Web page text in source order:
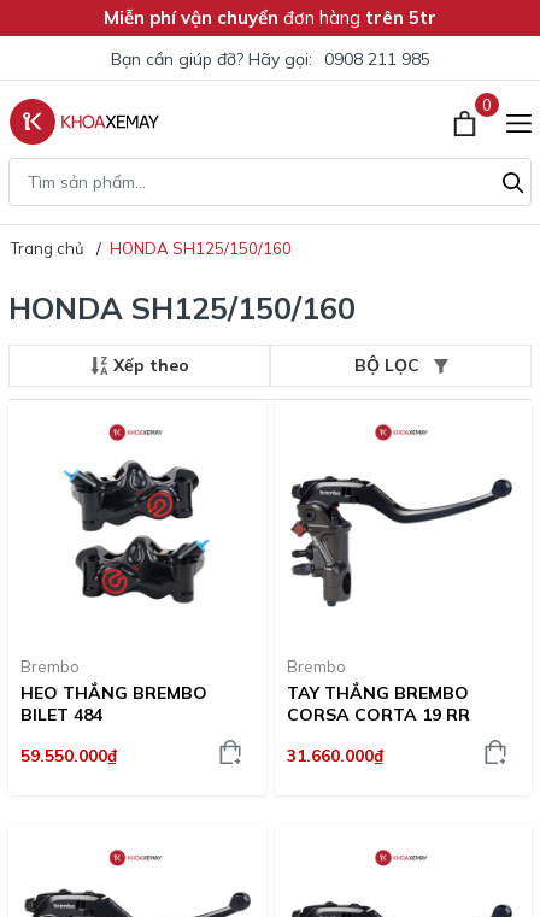
Miễn phí vận chuyển đơn hàng trên 5tr
Bạn cần giúp đỡ? Hãy gọi: 0908 211 985
0
Trang chủ HONDA SH125/150/160
HONDA SH125/150/160
Xếp theo BỘ LỌC
Brembo
HEO THẮNG BREMBO
BILET 484
59.550.000₫
Brembo
TAY THẮNG BREMBO
CORSA CORTA 19 RR
31.660.000₫